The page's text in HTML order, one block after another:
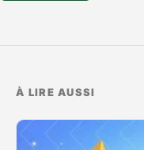
À LIRE AUSSI